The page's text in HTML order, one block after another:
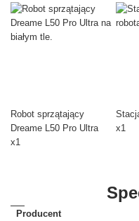
Robot sprzątający
Dreame L50 Pro Ultra
x1
x1
Producent